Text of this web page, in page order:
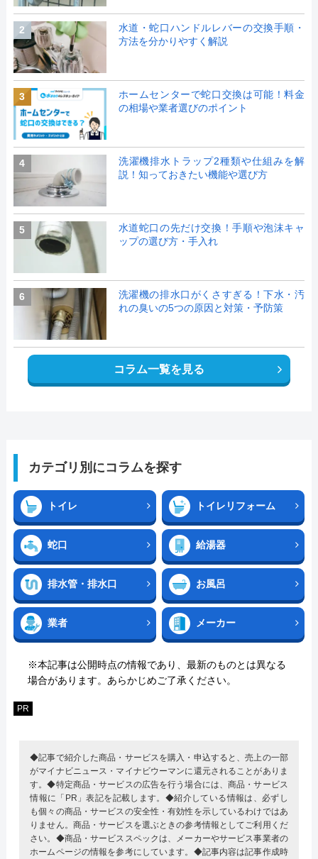
2
水道・蛇口ハンドルレバーの交換手順・
方法を分かりやすく解説
3
ホームセンターで蛇口交換は可能！料金
の相場や業者選びのポイント
4
洗濯機排水トラップ2種類や仕組みを解
説！知っておきたい機能や選び方
5
水道蛇口の先だけ交換！手順や泡沫キャ
ップの選び方・手入れ
6
洗濯機の排水口がくさすぎる！下水・汚
れの臭いの5つの原因と対策・予防策
コラム一覧を見る
カテゴリ別にコラムを探す
トイレ トイレリフォーム
蛇口 給湯器
排水管・排水口 お風呂
業者 メーカー
※本記事は公開時点の情報であり、最新のものとは異なる
場合があります。あらかじめご了承ください。
PR
◆記事で紹介した商品・サービスを購入・申込すると、売上の一部
がマイナビニュース・マイナビウーマンに還元されることがありま
す。◆特定商品・サービスの広告を行う場合には、商品・サービス
情報に「PR」表記を記載します。◆紹介している情報は、必ずし
も個々の商品・サービスの安全性・有効性を示しているわけではあ
りません。商品・サービスを選ぶときの参考情報としてご利用くだ
さい。◆商品・サービススペックは、メーカーやサービス事業者の
ホームページの情報を参考にしています。◆記事内容は記事作成時